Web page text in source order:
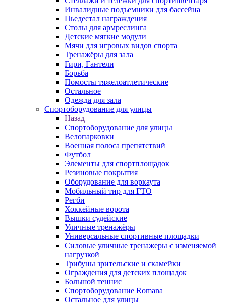
Инвалидные подъемники для бассейна
Пьедестал награждения
Столы для армреслинга
Детские мягкие модули
Мячи для игровых видов спорта
Тренажёры для зала
Гири, Гантели
Борьба
Помосты тяжелоатлетические
Остальное
Одежда для зала
Спортоборудование для улицы
Назад
Спортоборудование для улицы
Велопарковки
Военная полоса препятствий
Футбол
Элементы для спортплощадок
Резиновые покрытия
Оборудование для воркаута
Мобильный тир для ГТО
Регби
Хоккейные ворота
Вышки судейские
Уличные тренажёры
Универсальные спортивные площадки
Силовые уличные тренажеры с изменяемой
нагрузкой
Трибуны зрительские и скамейки
Ограждения для детских площадок
Большой теннис
Спортоборудование Romana
Остальное для улицы